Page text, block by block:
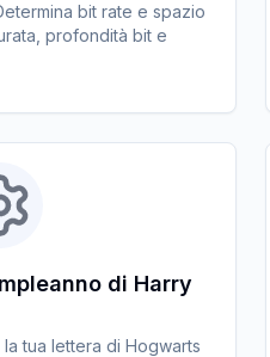
bit rate e spazio
profondità bit e
di Harry
tua lettera di Hogwarts